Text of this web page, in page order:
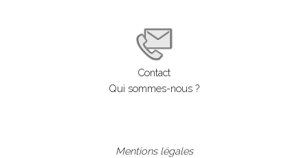
Contact
Qui sommes-nous ?
Mentions légales